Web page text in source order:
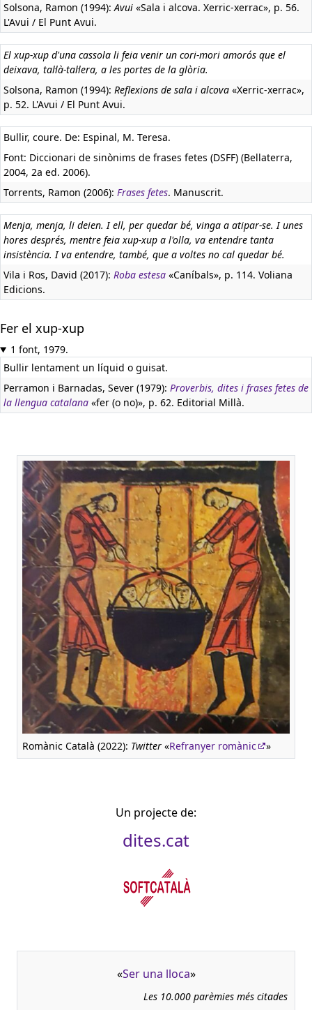
Solsona, Ramon (1994):Avui «Sala i alcova. Xerric-xerrac», p. 56.
L'Avui / El Punt Avui.
El xup-xup d'una cassola li feia venir un cori-mori amorós que el
deixava, tal·là-tal·lera, a les portes de la glòria.
Solsona, Ramon (1994): Reflexions de sala i alcova «Xerric-xerrac»,
p. 52. L'Avui / El Punt Avui.
Bullir, coure. De: Espinal, M. Teresa.
Font: Diccionari de sinònims de frases fetes (DSFF) (Bellaterra,
2004, 2a ed. 2006).
Torrents, Ramon (2006): Frases fetes. Manuscrit.
Menja, menja, li deien. I ell, per quedar bé, vinga a atipar-se. I unes
hores després, mentre feia xup-xup a l'olla, va entendre tanta
insistència. I va entendre, també, que a voltes no cal quedar bé.
Vila i Ros, David (2017): Roba estesa «Caníbals», p. 114. Voliana
Edicions.
Fer el xup-xup
1 font, 1979.
Bullir lentament un líquid o guisat.
Perramon i Barnadas, Sever (1979): Proverbis, dites i frases fetes de
la llengua catalana «fer (o no)», p. 62. Editorial Millà.
Romànic Català (2022): Twitter «Refranyer romànic »
Un projecte de:
dites.cat
«Ser una lloca»
Les 10.000 parèmies més citades